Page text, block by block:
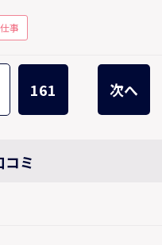
仕事
161 次へ
コミ